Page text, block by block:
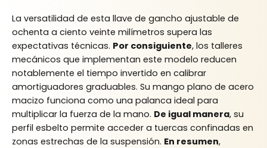
La versatilidad de esta llave de gancho ajustable de
ochenta a ciento veinte milímetros supera las
expectativas técnicas. Por consiguiente, los talleres
mecánicos que implementan este modelo reducen
notablemente el tiempo invertido en calibrar
amortiguadores graduables. Su mango plano de acero
macizo funciona como una palanca ideal para
multiplicar la fuerza de la mano. De igual manera, su
perfil esbelto permite acceder a tuercas confinadas en
zonas estrechas de la suspensión. En resumen,